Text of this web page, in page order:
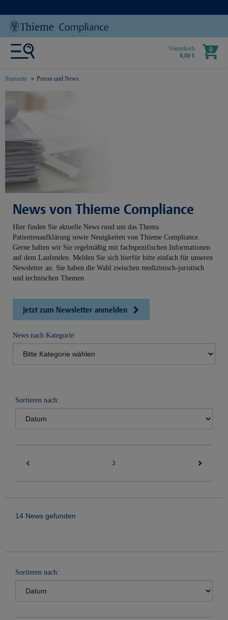
Warenkorb
0,00 €
0
Startseite Presse und News
text.skipToContent
text.skipToNavigation
News von Thieme Compliance
Hier finden Sie aktuelle News rund um das Thema
Patientenaufklärung sowie Neuigkeiten von Thieme Compliance.
Gerne halten wir Sie regelmäßig mit fachspezifischen Informationen
auf dem Laufenden. Melden Sie sich hierfür bitte einfach für unseren
Newsletter an. Sie haben die Wahl zwischen medizinisch-juristisch
und technischen Themen.
Jetzt zum Newsletter anmelden
News nach Kategorie:
Sortieren nach:
3
14 News gefunden
Sortieren nach: